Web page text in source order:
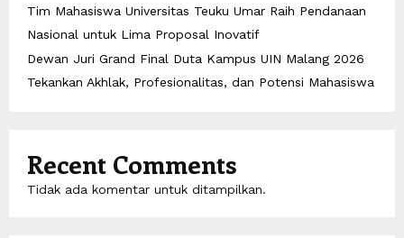
Tim Mahasiswa Universitas Teuku Umar Raih Pendanaan
Nasional untuk Lima Proposal Inovatif
Dewan Juri Grand Final Duta Kampus UIN Malang 2026
Tekankan Akhlak, Profesionalitas, dan Potensi Mahasiswa
Recent Comments
Tidak ada komentar untuk ditampilkan.